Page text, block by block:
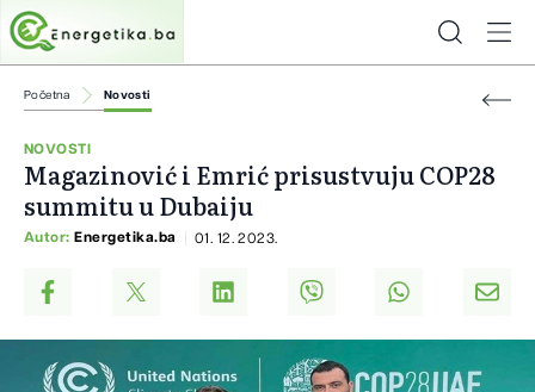
Početna Novosti
NOVOSTI
Magazinović i Emrić prisustvuju COP28
summitu u Dubaiju
Autor: Energetika.ba 01. 12. 2023.